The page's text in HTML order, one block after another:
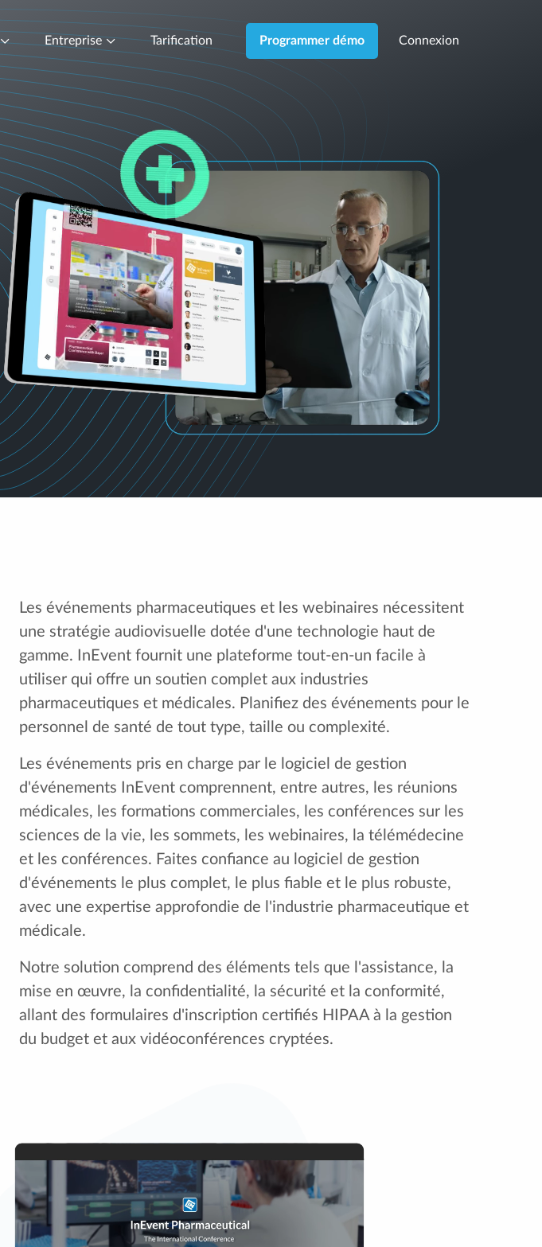
Entreprise Tarification Programmer démo Connexion
Les événements pharmaceutiques et les webinaires nécessitent
une stratégie audiovisuelle dotée d'une technologie haut de
gamme. InEvent fournit une plateforme tout-en-un facile à
utiliser qui offre un soutien complet aux industries
pharmaceutiques et médicales. Planifiez des événements pour le
personnel de santé de tout type, taille ou complexité.
Les événements pris en charge par le logiciel de gestion
d'événements InEvent comprennent, entre autres, les réunions
médicales, les formations commerciales, les conférences sur les
sciences de la vie, les sommets, les webinaires, la télémédecine
et les conférences. Faites confiance au logiciel de gestion
d'événements le plus complet, le plus fiable et le plus robuste,
avec une expertise approfondie de l'industrie pharmaceutique et
médicale.
Notre solution comprend des éléments tels que l'assistance, la
mise en œuvre, la confidentialité, la sécurité et la conformité,
allant des formulaires d'inscription certifiés HIPAA à la gestion
du budget et aux vidéoconférences cryptées.